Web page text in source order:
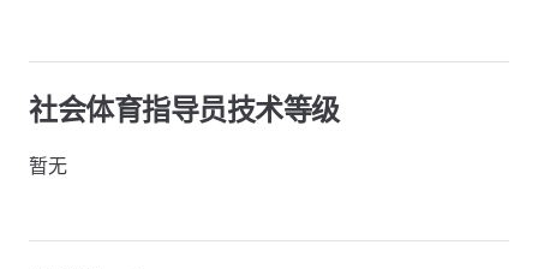
社会体育指导员技术等级
暂无